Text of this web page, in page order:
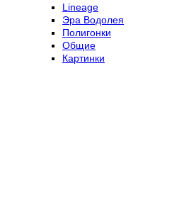
Lineage
Эра Водолея
Полигонки
Общие
Картинки